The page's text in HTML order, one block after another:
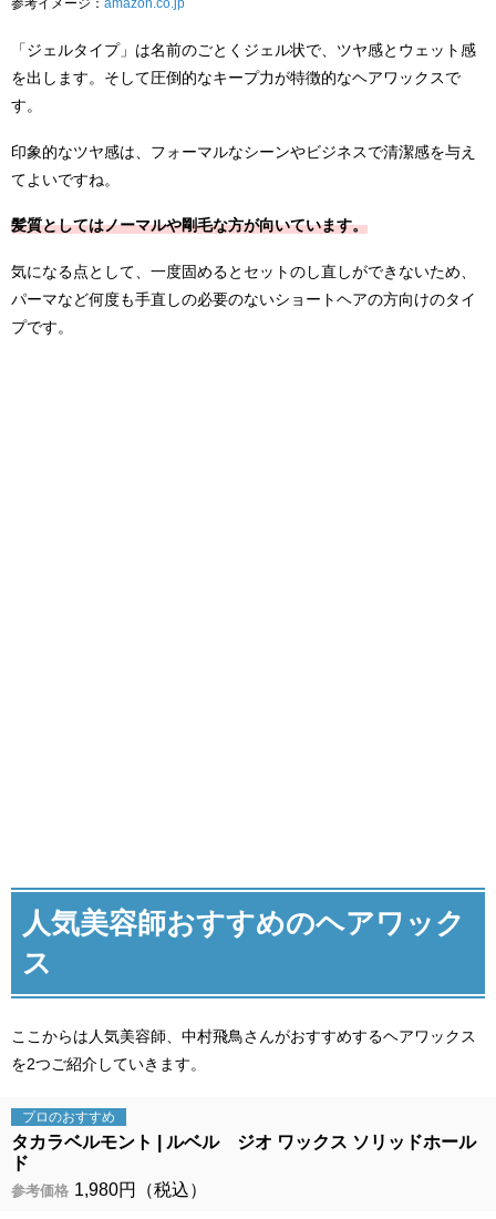
参考イメージ： amazon.co.jp
「ジェルタイプ」は名前のごとくジェル状で、ツヤ感とウェット感
を出します。そして圧倒的なキープ力が特徴的なヘアワックスで
す。
印象的なツヤ感は、フォーマルなシーンやビジネスで清潔感を与え
てよいですね。
髪質としてはノーマルや剛毛な方が向いています。
気になる点として、一度固めるとセットのし直しができないため、
パーマなど何度も手直しの必要のないショートヘアの方向けのタイ
プです。
人気美容師おすすめのヘアワック
ス
ここからは人気美容師、中村飛鳥さんがおすすめするヘアワックス
を2つご紹介していきます。
プロのおすすめ
タカラベルモント
ルベル ジオ ワックス ソリッドホール
ド
参考価格 1,980円（税込）